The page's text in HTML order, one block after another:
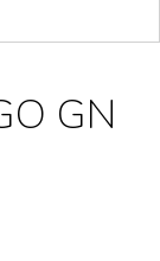
GN